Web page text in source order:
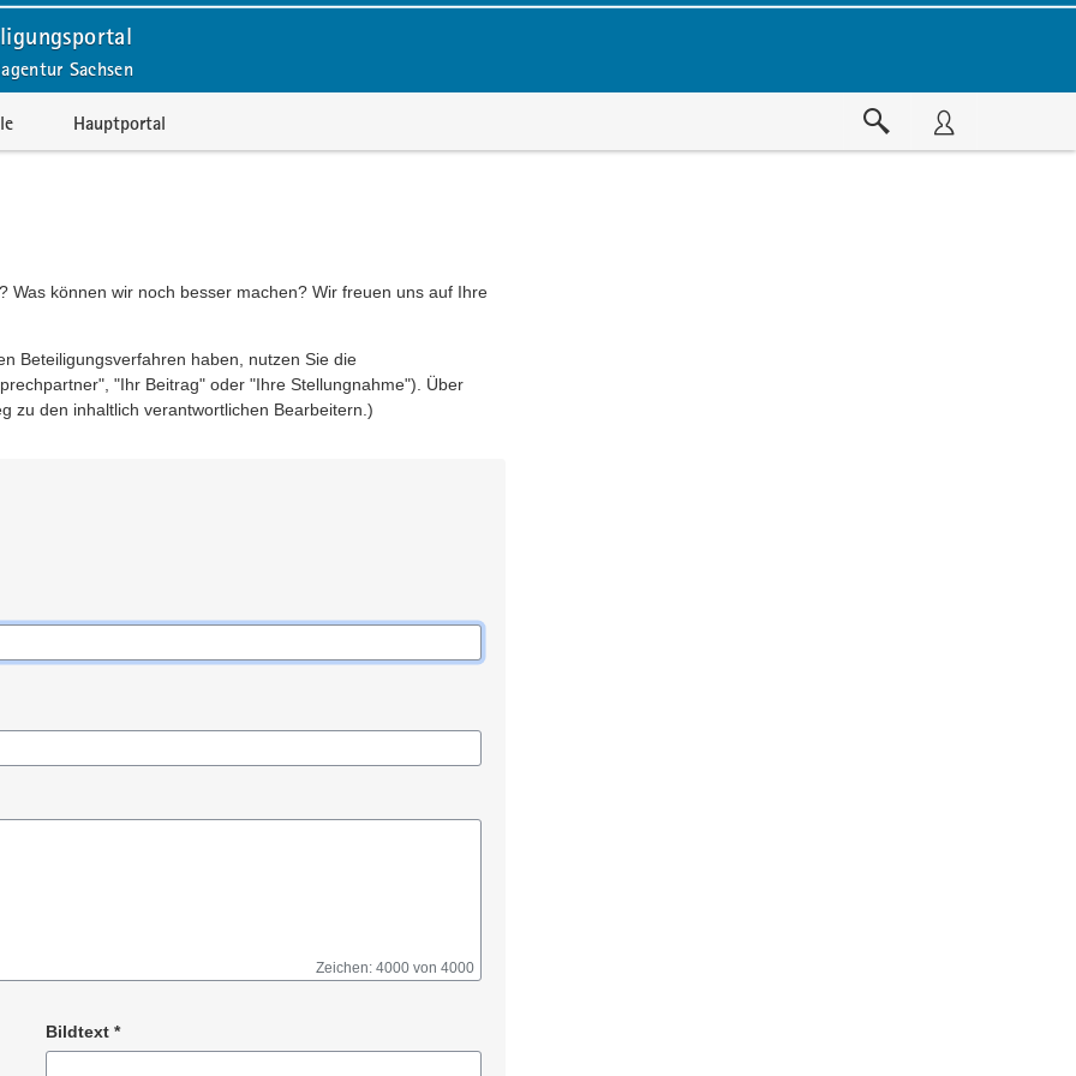
Sachsen
Hauptportal
können wir noch besser machen? Wir freuen uns auf Ihre
Beteiligungsverfahren haben, nutzen Sie die
"Ihr Beitrag" oder "Ihre Stellungnahme"). Über
zu den inhaltlich verantwortlichen Bearbeitern.)
Zeichen: 4000 von 4000
Bildtext *